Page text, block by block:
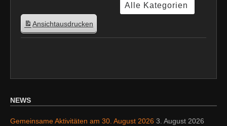
Alle Kategorien
Ansichtausdrucken
NEWS
Gemeinsame Aktivitäten am 30. August 2026 3. August 2026